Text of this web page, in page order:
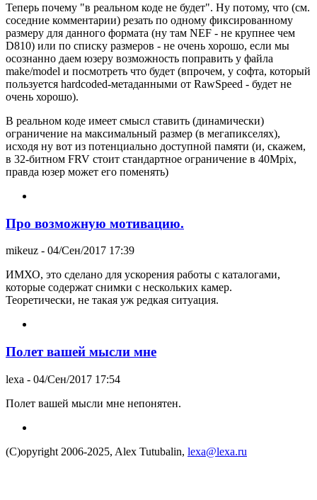
Теперь почему "в реальном коде не будет". Ну потому, что (см.
соседние комментарии) резать по одному фиксированному
размеру для данного формата (ну там NEF - не крупнее чем
D810) или по списку размеров - не очень хорошо, если мы
осознанно даем юзеру возможность поправить у файла
make/model и посмотреть что будет (впрочем, у софта, который
пользуется hardcoded-метаданными от RawSpeed - будет не
очень хорошо).
В реальном коде имеет смысл ставить (динамически)
ограничение на максимальный размер (в мегапикселях),
исходя ну вот из потенциально доступной памяти (и, скажем,
в 32-битном FRV стоит стандартное ограничение в 40Mpix,
правда юзер может его поменять)
Про возможную мотивацию.
mikeuz - 04/Сен/2017 17:39
ИМХО, это сделано для ускорения работы с каталогами,
которые содержат снимки с нескольких камер.
Теоретически, не такая уж редкая ситуация.
Полет вашей мысли мне
lexa - 04/Сен/2017 17:54
Полет вашей мысли мне непонятен.
(C)opyright 2006-2025, Alex Tutubalin, lexa@lexa.ru